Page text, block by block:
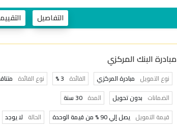
التفاصيل
مبادرة البنك المركزي
نوع التمويل مبادرة المركزي الفائدة 3 % نوع الفائدة
الضمانات بدون تحويل المدة 30 سنة
قيمة التمويل يصل إلي 90 % من قيمة الوحدة الحالة لا يوجد